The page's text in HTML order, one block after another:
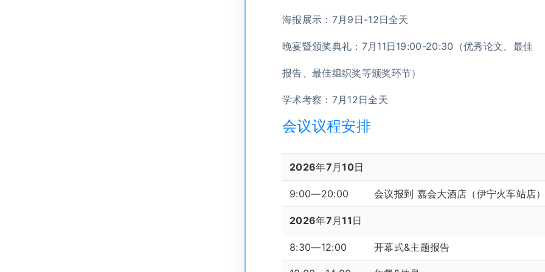
海报展示：7月9日-12日全天
晚宴暨颁奖典礼：7月11日19:00-20:30（优秀论文、最佳
报告、最佳组织奖等颁奖环节）
学术考察：7月12日全天
会议议程安排
2026年7月10日
9:00—20:00 会议报到 嘉会大酒店（伊宁火车站店
2026年7月11日
8:30—12:00 开幕式&主题报告